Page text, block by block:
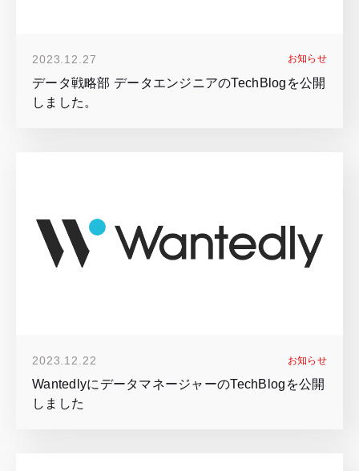
2023.12.27 お知らせ
データ戦略部 データエンジニアのTechBlogを公開
しました。
2023.12.22 お知らせ
WantedlyにデータマネージャーのTechBlogを公開
しました